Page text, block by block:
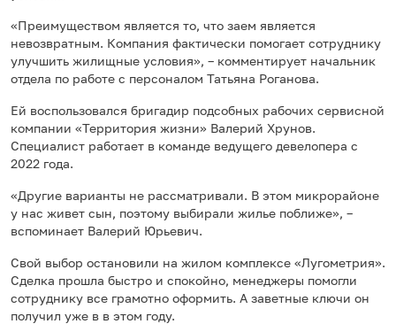
«Преимуществом является то, что заем является
невозвратным. Компания фактически помогает сотруднику
улучшить жилищные условия», – комментирует начальник
отдела по работе с персоналом Татьяна Роганова.
Ей воспользовался бригадир подсобных рабочих сервисной
компании «Территория жизни» Валерий Хрунов.
Специалист работает в команде ведущего девелопера с
2022 года.
«Другие варианты не рассматривали. В этом микрорайоне
у нас живет сын, поэтому выбирали жилье поближе», –
вспоминает Валерий Юрьевич.
Свой выбор остановили на жилом комплексе «Лугометрия».
Сделка прошла быстро и спокойно, менеджеры помогли
сотруднику все грамотно оформить. А заветные ключи он
получил уже в в этом году.